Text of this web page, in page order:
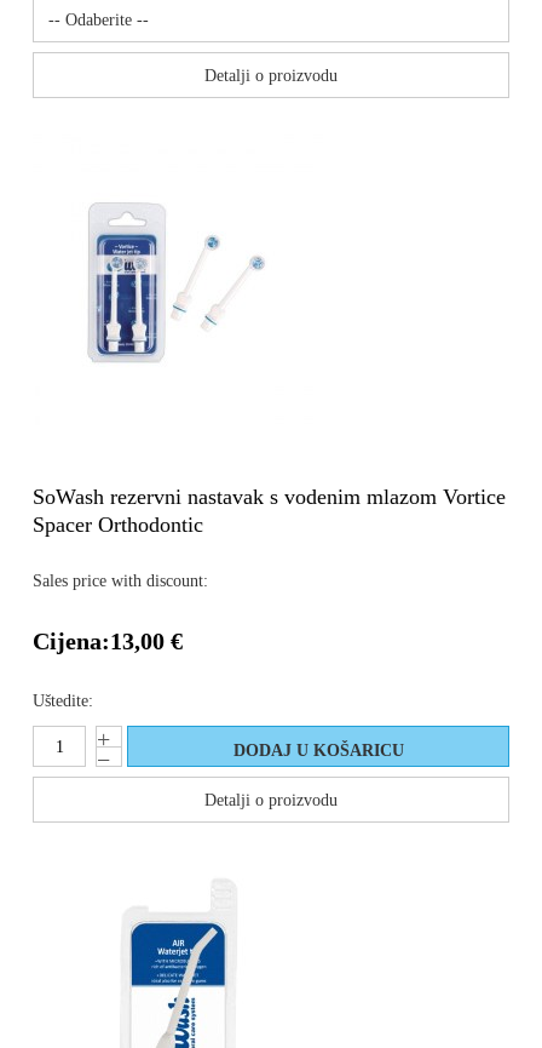
Detalji o proizvodu
SoWash rezervni nastavak s vodenim mlazom Vortice
Spacer Orthodontic
Sales price with discount:
Cijena:13,00 €
Uštedite:
Detalji o proizvodu